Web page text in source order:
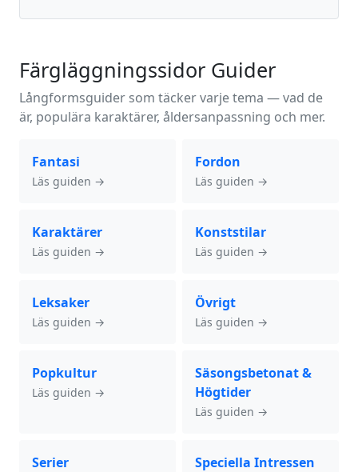
Färgläggningssidor Guider
Långformsguider som täcker varje tema — vad de
är, populära karaktärer, åldersanpassning och mer.
Fantasi
Läs guiden →
Fordon
Läs guiden →
Karaktärer
Läs guiden →
Konststilar
Läs guiden →
Leksaker
Läs guiden →
Övrigt
Läs guiden →
Popkultur
Läs guiden →
Säsongsbetonat &
Högtider
Läs guiden →
Serier Speciella Intressen